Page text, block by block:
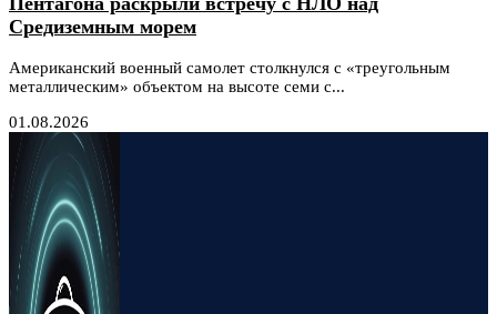
Средиземным морем
Американский военный самолет столкнулся с «треугольным
металлическим» объектом на высоте семи с...
01.08.2026